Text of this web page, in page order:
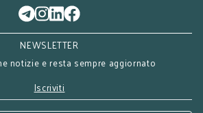
NEWSLETTER
notizie e resta sempre aggiornato
Iscriviti